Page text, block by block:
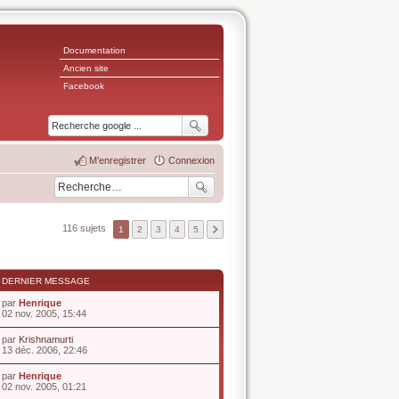
Documentation
Ancien site
Facebook
Connexion
M’enregistrer
116 sujets 1 2 3 4 5
DERNIER MESSAGE
par Henrique
V
l
e
e
02 nov. 2005, 15:44
par Krishnamurti
V
l
13 déc. 2006, 22:46
par Henrique
V
02 nov. 2005, 01:21